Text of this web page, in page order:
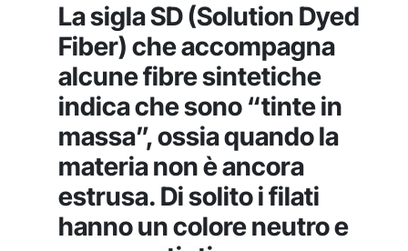
La sigla SD (Solution Dyed
Fiber) che accompagna
alcune fibre sintetiche
indica che sono “tinte in
massa”, ossia quando la
materia non è ancora
estrusa. Di solito i filati
hanno un colore neutro e